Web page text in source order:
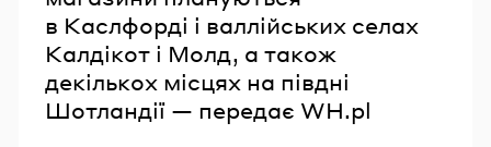
в Каслфорді і валлійських селах
Калдікот і Молд, а також
декількох місцях на півдні
Шотландії — передає WH.pl